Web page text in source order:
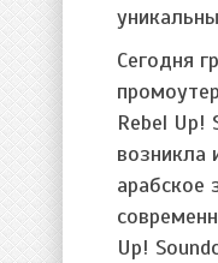
Сегодня
Rebel Up!
возникла
арабское
Up!